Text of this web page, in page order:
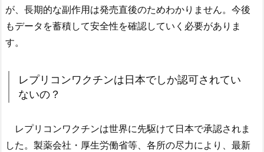
が、長期的な副作用は発売直後のためわかりません。今後
もデータを蓄積して安全性を確認していく必要がありま
す。
レプリコンワクチンは日本でしか認可されてい
ないの？
レプリコンワクチンは世界に先駆けて日本で承認されま
した。製薬会社・厚生労働省等、各所の尽力により、最新